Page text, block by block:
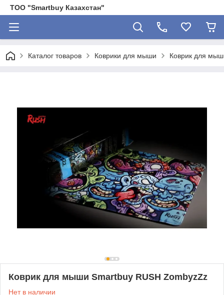
ТОО "Smartbuy Казахстан"
Каталог товаров Коврики для мыши Коврик для
Коврик для мыши Smartbuy RUSH ZombyzZz
Нет в наличии